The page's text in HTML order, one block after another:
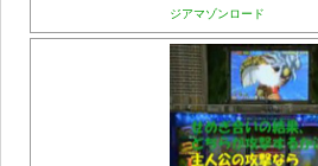
ジアマゾンロード